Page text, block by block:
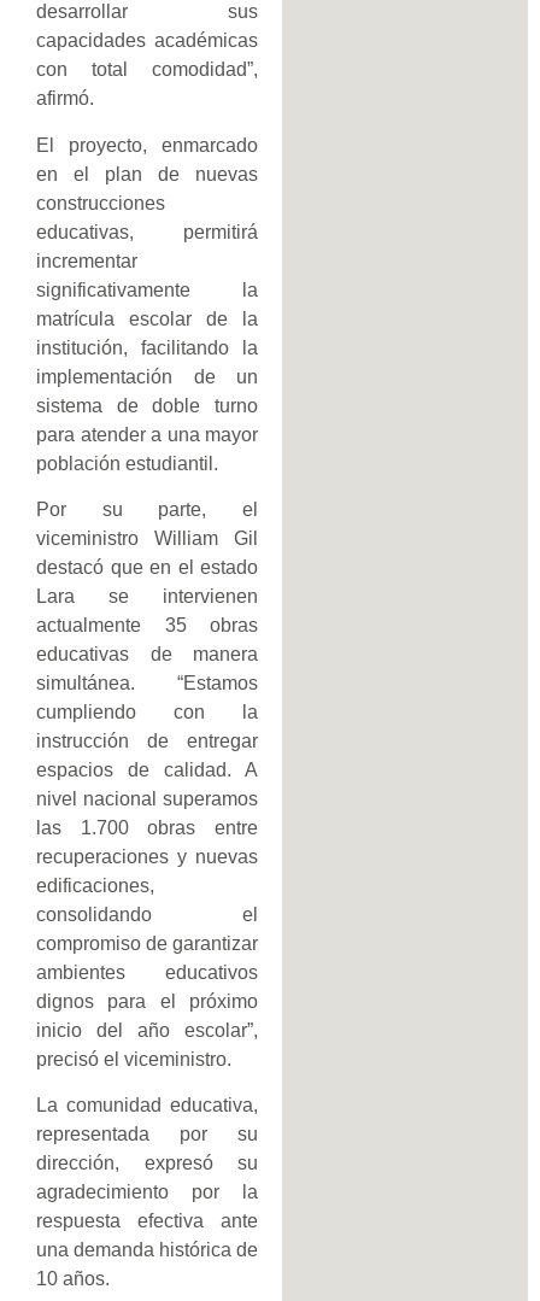
desarrollar sus
capacidades académicas
con total comodidad”,
afirmó.
El proyecto, enmarcado
en el plan de nuevas
construcciones
educativas, permitirá
incrementar
significativamente la
matrícula escolar de la
institución, facilitando la
implementación de un
sistema de doble turno
para atender a una mayor
población estudiantil.
Por su parte, el
viceministro William Gil
destacó que en el estado
Lara se intervienen
actualmente 35 obras
educativas de manera
simultánea. “Estamos
cumpliendo con la
instrucción de entregar
espacios de calidad. A
nivel nacional superamos
las 1.700 obras entre
recuperaciones y nuevas
edificaciones,
consolidando el
compromiso de garantizar
ambientes educativos
dignos para el próximo
inicio del año escolar”,
precisó el viceministro.
La comunidad educativa,
representada por su
dirección, expresó su
agradecimiento por la
respuesta efectiva ante
una demanda histórica de
10 años.